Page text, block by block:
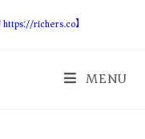
richers.co】
MENU